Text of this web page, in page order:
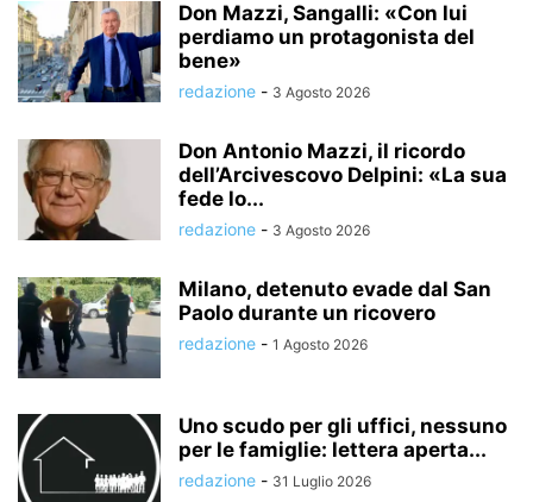
Don Mazzi, Sangalli: «Con lui
perdiamo un protagonista del
bene»
redazione - 3 Agosto 2026
Don Antonio Mazzi, il ricordo
dell’Arcivescovo Delpini: «La sua
fede lo...
redazione - 3 Agosto 2026
Milano, detenuto evade dal San
Paolo durante un ricovero
redazione - 1 Agosto 2026
Uno scudo per gli uffici, nessuno
per le famiglie: lettera aperta...
redazione - 31 Luglio 2026